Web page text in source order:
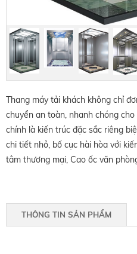
Thang máy tải khách không chỉ
chuyển an toàn, nhanh chóng
chính là kiến trúc đặc sắc riêng
chi tiết nhỏ, bố cục hài hòa với
tâm thương mại, Cao ốc văn
THÔNG TIN SẢN PHẨM